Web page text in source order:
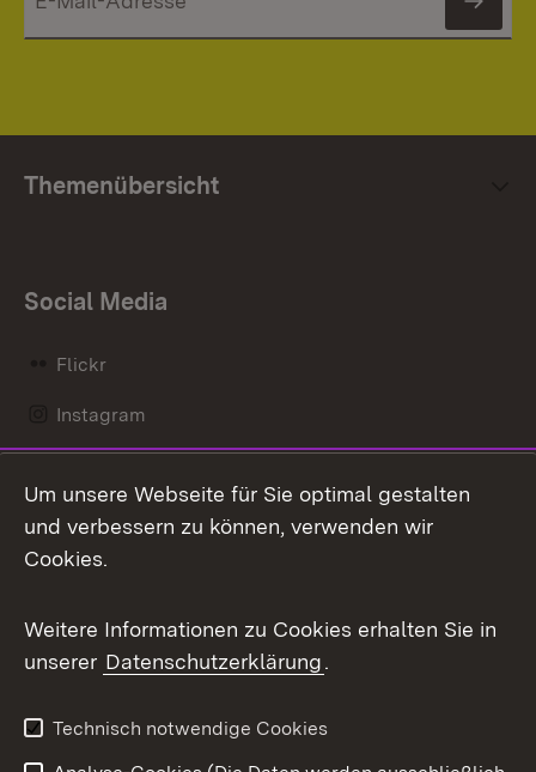
Themenübersicht
Social Media
Flickr
Instagram
Mastodon
Messenger
Social Wall
X / Twitter
Youtube
Um unsere Webseite für Sie optimal gestalten
und verbessern zu können, verwenden wir
Cookies.
Weitere Informationen zu Cookies erhalten Sie in
unserer Datenschutzerklärung.
Technisch notwendige Cookies